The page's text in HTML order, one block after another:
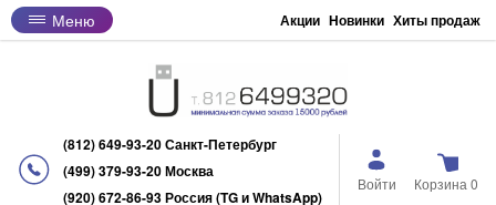
Меню Акции Новинки Хиты продаж
(812) 649-93-20 Санкт-Петербург
(499) 379-93-20 Москва
(920) 672-86-93 Россия (TG и WhatsApp)
Войти Корзина 0